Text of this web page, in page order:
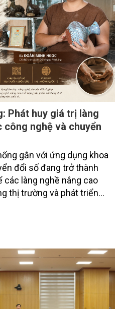
Sở Nông nghiệp và Môi
đại diện các cơ quan đơn vị
miền núi phía Bắc.
Phát huy giá trị làng
công nghệ và chuyển
gắn với ứng dụng khoa
đổi số đang trở thành
các làng nghề nâng cao
thị trường và phát triển
và cơ sở sản xuất đã
đầu tư công nghệ, xây